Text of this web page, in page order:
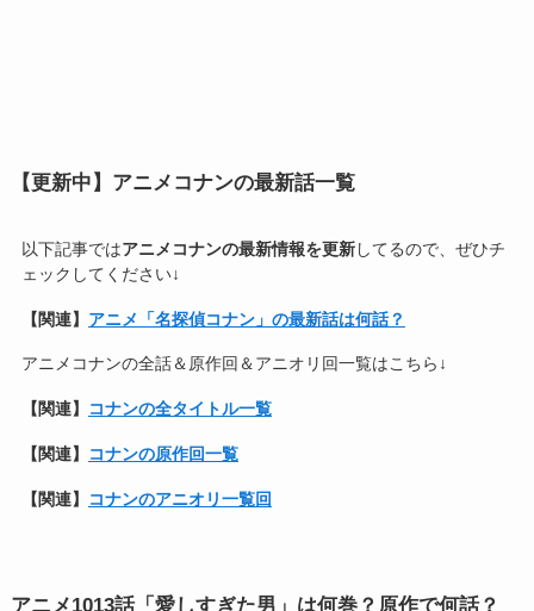
【更新中】アニメコナンの最新話一覧
以下記事ではアニメコナンの最新情報を更新してるので、ぜひチ
ェックしてください↓
【関連】 アニメ「名探偵コナン」の最新話は何話？
アニメコナンの全話＆原作回＆アニオリ回一覧はこちら↓
【関連】 コナンの全タイトル一覧
【関連】 コナンの原作回一覧
【関連】 コナンのアニオリ一覧回
アニメ1013話「愛しすぎた男」は何巻？原作で何話？